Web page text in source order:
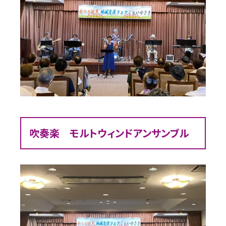
吹奏楽 モルトウィンドアンサンブル